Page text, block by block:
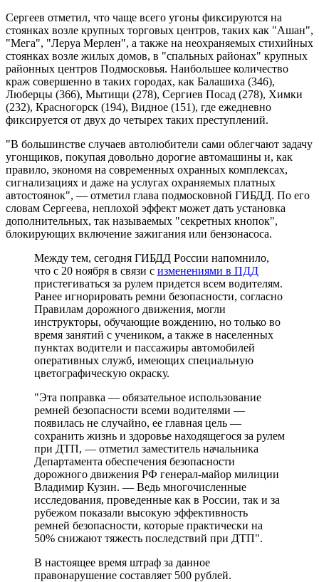
Сергеев отметил, что чаще всего угоны фиксируются на
стоянках возле крупных торговых центров, таких как "Ашан",
"Мега", "Леруа Мерлен", а также на неохраняемых стихийных
стоянках возле жилых домов, в "спальных районах" крупных
районных центров Подмосковья. Наибольшее количество
краж совершенно в таких городах, как Балашиха (346),
Люберцы (366), Мытищи (278), Сергиев Посад (278), Химки
(232), Красногорск (194), Видное (151), где ежедневно
фиксируется от двух до четырех таких преступлений.
"В большинстве случаев автолюбители сами облегчают задачу
угонщиков, покупая довольно дорогие автомашины и, как
правило, экономя на современных охранных комплексах,
сигнализациях и даже на услугах охраняемых платных
автостоянок", — отметил глава подмосковной ГИБДД. По его
словам Сергеева, неплохой эффект может дать установка
дополнительных, так называемых "секретных кнопок",
блокирующих включение зажигания или бензонасоса.
Между тем, сегодня ГИБДД России напомнило,
что с 20 ноября в связи с изменениями в ПДД
пристегиваться за рулем придется всем водителям.
Ранее игнорировать ремни безопасности, согласно
Правилам дорожного движения, могли
инструкторы, обучающие вождению, но только во
время занятий с учеником, а также в населенных
пунктах водители и пассажиры автомобилей
оперативных служб, имеющих специальную
цветографическую окраску.
"Эта поправка — обязательное использование
ремней безопасности всеми водителями —
появилась не случайно, ее главная цель —
сохранить жизнь и здоровье находящегося за рулем
при ДТП, — отметил заместитель начальника
Департамента обеспечения безопасности
дорожного движения РФ генерал-майор милиции
Владимир Кузин. — Ведь многочисленные
исследования, проведенные как в России, так и за
рубежом показали высокую эффективность
ремней безопасности, которые практически на
50% снижают тяжесть последствий при ДТП".
В настоящее время штраф за данное
правонарушение составляет 500 рублей.